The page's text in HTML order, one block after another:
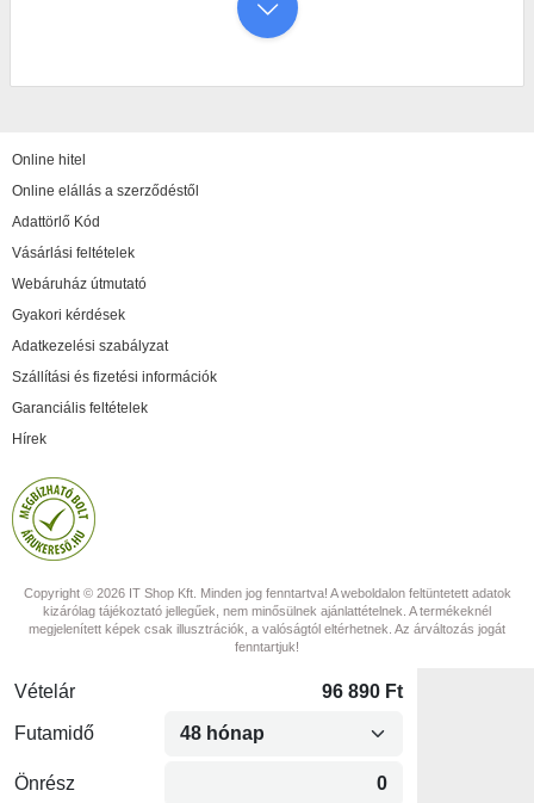
Online hitel
Online elállás a szerződéstől
Adattörlő Kód
Vásárlási feltételek
Webáruház útmutató
Gyakori kérdések
Adatkezelési szabályzat
Szállítási és fizetési információk
Garanciális feltételek
Hírek
Copyright © 2026 IT Shop Kft. Minden jog fenntartva! A weboldalon feltüntetett adatok
kizárólag tájékoztató jellegűek, nem minősülnek ajánlattételnek. A termékeknél
megjelenített képek csak illusztrációk, a valóságtól eltérhetnek. Az árváltozás jogát
fenntartjuk!